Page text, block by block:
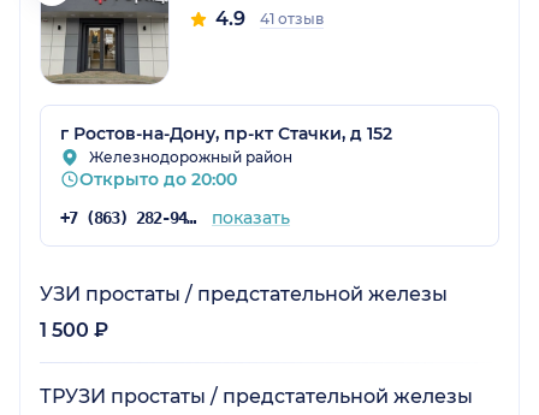
4.9 41 отзыв
г Ростов-на-Дону, пр-кт Стачки, д 152
Железнодорожный район
Открыто до 20:00
+7 (863) 282-94-43 показать
УЗИ простаты / предстательной железы
1 500 ₽
ТРУЗИ простаты / предстательной железы